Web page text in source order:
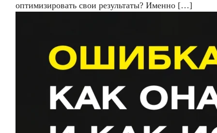
оптимизировать свои результаты? Именно […]